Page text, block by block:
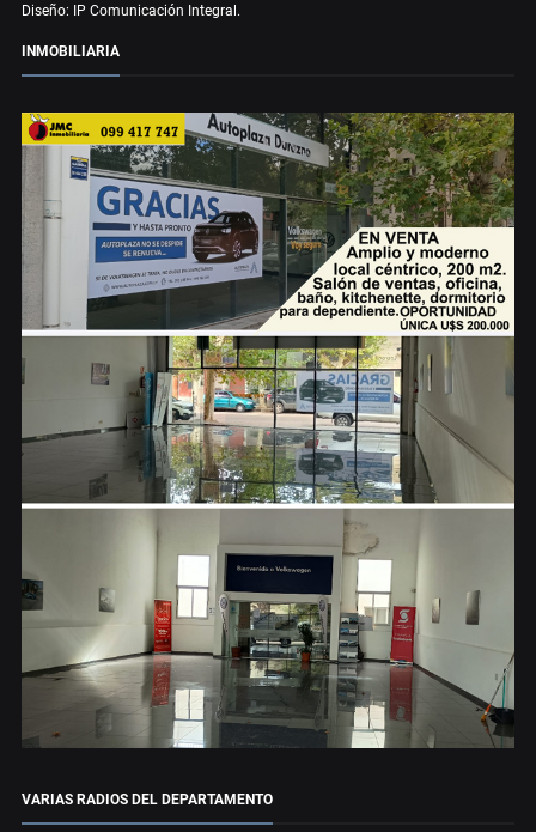
Diseño: IP Comunicación Integral.
INMOBILIARIA
VARIAS RADIOS DEL DEPARTAMENTO